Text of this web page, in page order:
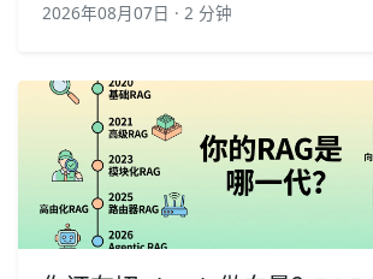
2026年08月07日 · 2 分钟